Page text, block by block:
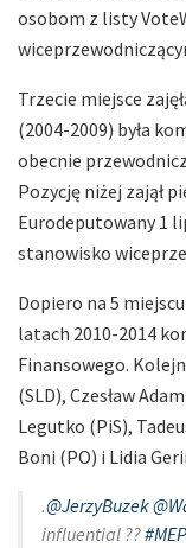
osobom z listy
Trzecie miejsce
(2004-2009) była
obecnie
Pozycję niżej zajął
Eurodeputowany 1
stanowisko
Dopiero na 5
latach 2010-2014
Finansowego.
(SLD), Czesław
Legutko (PiS),
Boni (PO) i Lidia
.@JerzyBuzek
influential ??